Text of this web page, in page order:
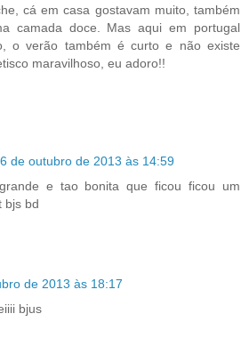
cá em casa gostavam muito, também
camada doce. Mas aqui em portugal
o verão também é curto e não existe
maravilhoso, eu adoro!!
6 de outubro de 2013 às 14:59
e tao bonita que ficou ficou um
bjs bd
de 2013 às 18:17
bjus